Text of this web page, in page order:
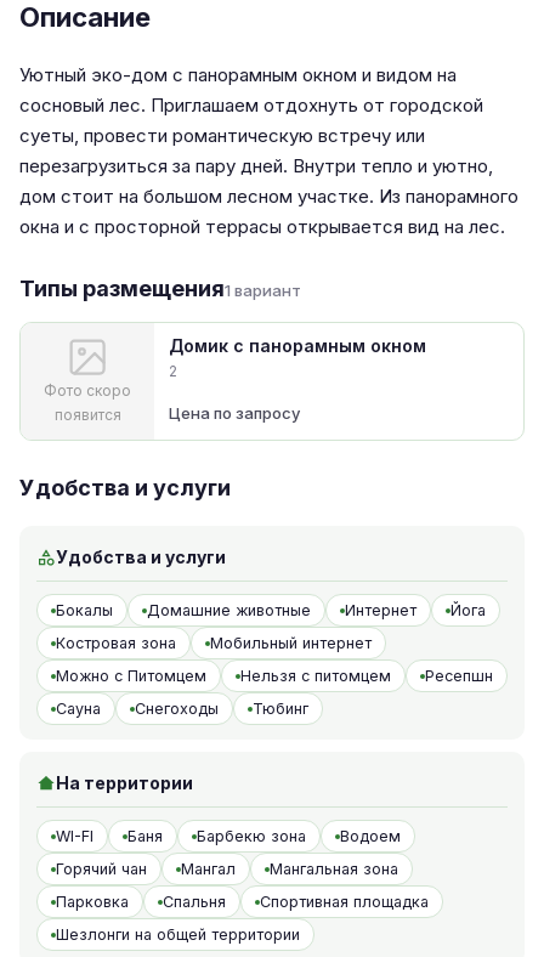
Описание
Уютный эко-дом с панорамным окном и видом на
сосновый лес. Приглашаем отдохнуть от городской
суеты, провести романтическую встречу или
перезагрузиться за пару дней. Внутри тепло и уютно,
дом стоит на большом лесном участке. Из панорамного
окна и с просторной террасы открывается вид на лес.
Типы размещения1 вариант
Фото скоро
появится
Домик с панорамным окном
2
Цена по запросу
Удобства и услуги
Удобства и услуги
Бокалы Домашние животные Интернет
Йога
Костровая зона
Мобильный интернет
Можно с Питомцем
Нельзя с питомцем
Ресепшн
Сауна
Снегоходы Тюбинг
На территории
WI-FI Баня Барбекю зона
Водоем
Горячий чан
Мангал
Мангальная зона
Парковка
Спальня
Спортивная площадка
Шезлонги на общей территории